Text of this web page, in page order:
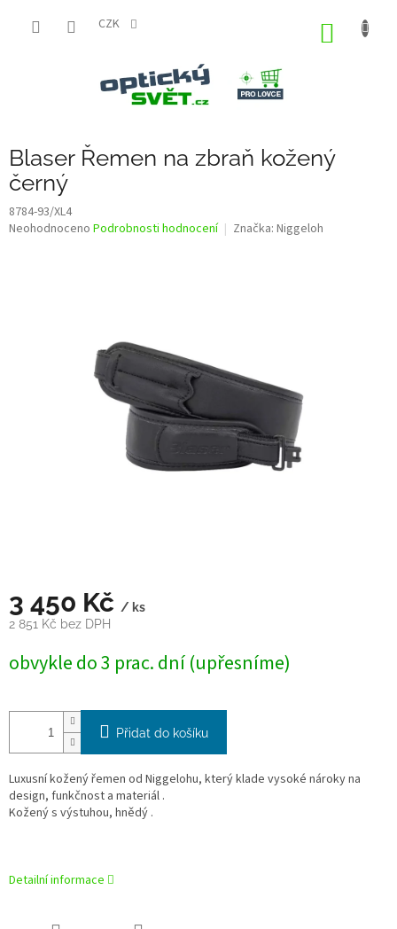
CZK
Blaser Řemen na zbraň kožený
černý
8784-93/XL4
Průměrné
Neohodnoceno Podrobnosti hodnocení Značka: Niggeloh
3 450 Kč / ks
2 851 Kč bez DPH
cena:
obvykle do 3 prac. dní (upřesníme)
Přidat do košíku
Luxusní kožený řemen od Niggelohu, který klade vysoké nároky na
design, funkčnost a materiál .
Kožený s výstuhou, hnědý .
Detailní informace